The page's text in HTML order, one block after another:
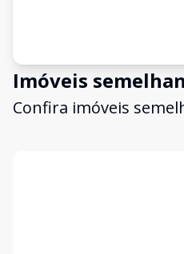
Imóveis
Confira imóveis